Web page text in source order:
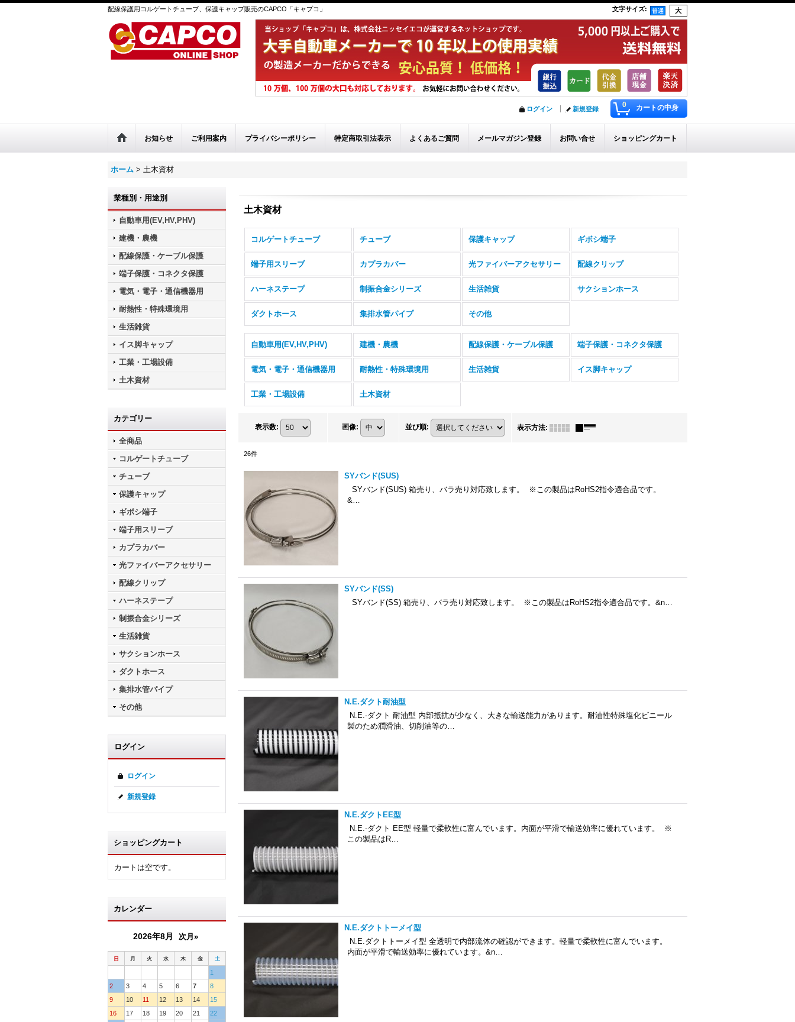
配線保護用コルゲートチューブ、保護キャップ販売のCAPCO「キャプコ」 文字サイズ:
0 カートの中身
ログイン 新規登録
お知らせ ご利用案内 プライバシーポリシー 特定商取引法表示 よくあるご質問 メールマガジン登録 お問い合せ ショッピングカート
ホーム > 土木資材
業種別・用途別
自動車用(EV,HV,PHV)
建機・農機
配線保護・ケーブル保護
端子保護・コネクタ保護
電気・電子・通信機器用
耐熱性・特殊環境用
生活雑貨
イス脚キャップ
工業・工場設備
土木資材
カテゴリー
全商品
コルゲートチューブ
チューブ
保護キャップ
ギボシ端子
端子用スリーブ
カプラカバー
光ファイバーアクセサリー
配線クリップ
ハーネステープ
制振合金シリーズ
生活雑貨
サクションホース
ダクトホース
集排水管パイプ
その他
ログイン
ログイン
新規登録
ショッピングカート
カートは空です。
カレンダー
2026年8月 次月»
日 月 火 水 木 金 土
1
2
3 4 5 6 7
8
9
10 11 12 13 14
15
16
17 18 19 20 21
22
土木資材
コルゲートチューブ チューブ 保護キャップ ギボシ端子
端子用スリーブ カプラカバー 光ファイバーアクセサリー 配線クリップ
ハーネステープ 制振合金シリーズ 生活雑貨 サクションホース
ダクトホース 集排水管パイプ その他
自動車用(EV,HV,PHV) 建機・農機 配線保護・ケーブル保護 端子保護・コネクタ保護
電気・電子・通信機器用 耐熱性・特殊環境用 生活雑貨 イス脚キャップ
工業・工場設備 土木資材
表示数: 画像: 並び順: 表示方法:
26件
SYバンド(SUS)
SYバンド(SUS) 箱売り、バラ売り対応致します。 ※この製品はRoHS2指令適合品です。
&…
SYバンド(SS)
SYバンド(SS) 箱売り、バラ売り対応致します。 ※この製品はRoHS2指令適合品です。&n…
N.E.ダクト耐油型
N.E.-ダクト 耐油型 内部抵抗が少なく、大きな輸送能力があります。耐油性特殊塩化ビニール
製のため潤滑油、切削油等の…
N.E.ダクトEE型
N.E.-ダクト EE型 軽量で柔軟性に富んでいます。内面が平滑で輸送効率に優れています。 ※
この製品はR…
N.E.ダクトトーメイ型
N.E.ダクトトーメイ型 全透明で内部流体の確認ができます。軽量で柔軟性に富んでいます。
内面が平滑で輸送効率に優れています。&n…